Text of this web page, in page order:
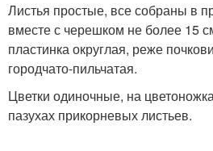
Листья простые, все собраны в
вместе с черешком не более 15
пластинка округлая, реже
городчато-пильчатая.
Цветки одиночные, на
пазухах прикорневых листьев.